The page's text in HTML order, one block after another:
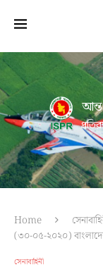
Home
(৩০-০৫-২০২০) বাংলাদেশ
সেনাবাহিনী